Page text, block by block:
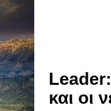
και οι